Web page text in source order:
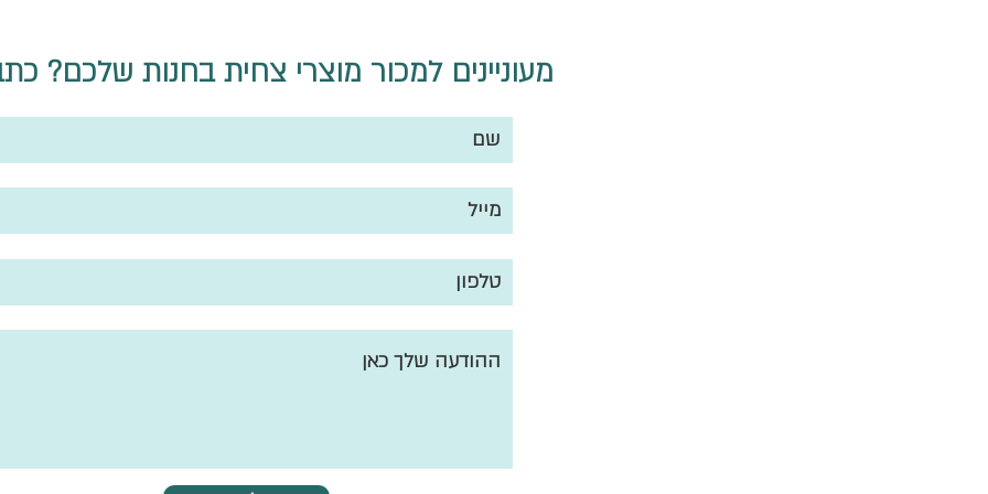
מעוניינים למכור מוצרי צחית בחנות שלכם?